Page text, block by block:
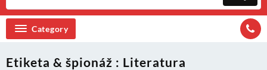
Category
Etiketa & špionáž : Literatura